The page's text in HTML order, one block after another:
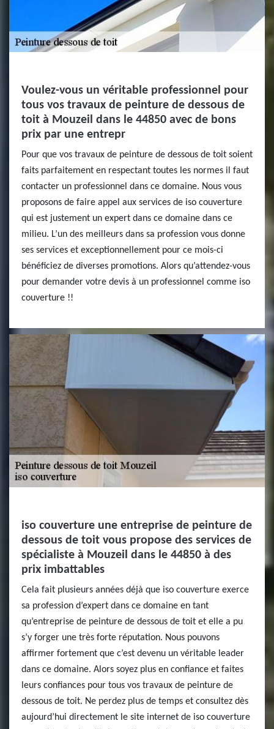
Voulez-vous un véritable professionnel pour
tous vos travaux de peinture de dessous de
toit à Mouzeil dans le 44850 avec de bons
prix par une entrepr
Pour que vos travaux de peinture de dessous de toit soient
faits parfaitement en respectant toutes les normes il faut
contacter un professionnel dans ce domaine. Nous vous
proposons de faire appel aux services de iso couverture
qui est justement un expert dans ce domaine dans ce
milieu. L’un des meilleurs dans sa profession vous donne
ses services et exceptionnellement pour ce mois-ci
bénéficiez de diverses promotions. Alors qu’attendez-vous
pour demander votre devis à un professionnel comme iso
couverture !!
iso couverture une entreprise de peinture de
dessous de toit vous propose des services de
spécialiste à Mouzeil dans le 44850 à des
prix imbattables
Cela fait plusieurs années déjà que iso couverture exerce
sa profession d’expert dans ce domaine en tant
qu’entreprise de peinture de dessous de toit et elle a pu
s’y forger une très forte réputation. Nous pouvons
affirmer fortement que c’est devenu un véritable leader
dans ce domaine. Alors soyez plus en confiance et faites
leurs confiances pour tous vos travaux de peinture de
dessous de toit. Ne perdez plus de temps et consultez dès
aujourd’hui directement le site internet de iso couverture